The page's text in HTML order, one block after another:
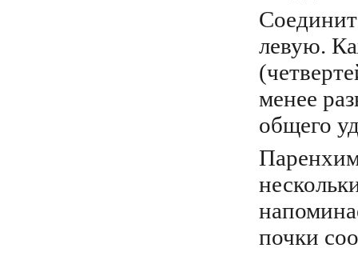
левую.
менее
общего
почки